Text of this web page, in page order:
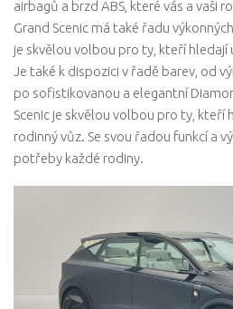
airbagů a brzd ABS, které vás a vaši
Grand Scenic má také řadu
je skvělou volbou pro ty, kteří hledají
Je také k dispozici v řadě barev, od
po sofistikovanou a elegantní
Scenic je skvělou volbou pro ty,
rodinný vůz. Se svou řadou funkcí a
potřeby každé rodiny.